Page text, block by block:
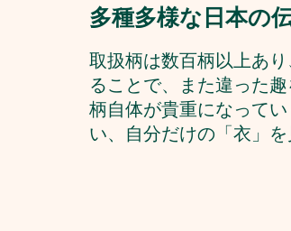
多種多様な日本の伝
取扱柄は数百柄以上あ
ることで、また違った
柄自体が貴重になって
い、自分だけの「衣」を